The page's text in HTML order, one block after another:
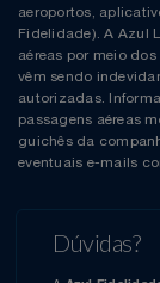
aeroportos,
Fidelidade). A Azul
aéreas por meio
vêm sendo
autorizadas.
passagens aéreas
guichês da
eventuais e-mails
Dúvidas?